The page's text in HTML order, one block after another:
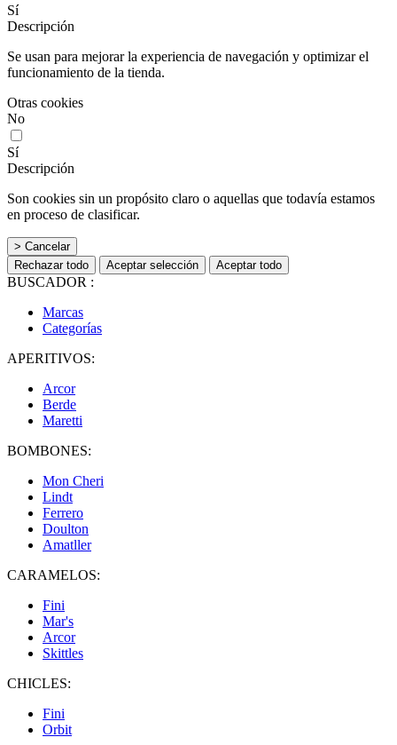
Sí
Descripción
Se usan para mejorar la experiencia de navegación y optimizar el
funcionamiento de la tienda.
Otras cookies
No
Sí
Descripción
Son cookies sin un propósito claro o aquellas que todavía estamos
en proceso de clasificar.
> Cancelar
Rechazar todo
Aceptar selección Aceptar todo
BUSCADOR :
Marcas
Categorías
APERITIVOS:
Arcor
Berde
Maretti
BOMBONES:
Mon Cheri
Lindt
Ferrero
Doulton
Amatller
CARAMELOS:
Fini
Mar's
Arcor
Skittles
CHICLES:
Fini
Orbit